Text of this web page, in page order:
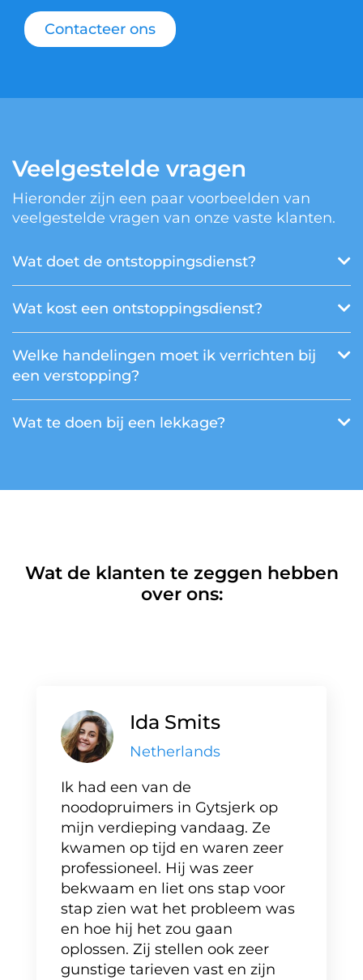
Contacteer ons
Veelgestelde vragen
Hieronder zijn een paar voorbeelden van
veelgestelde vragen van onze vaste klanten.
Wat doet de ontstoppingsdienst?
Wat kost een ontstoppingsdienst?
Welke handelingen moet ik verrichten bij
een verstopping?
Wat te doen bij een lekkage?
Wat de klanten te zeggen hebben
over ons:
Ida Smits
Netherlands
Ik had een van de
noodopruimers in Gytsjerk op
mijn verdieping vandaag. Ze
kwamen op tijd en waren zeer
professioneel. Hij was zeer
bekwaam en liet ons stap voor
stap zien wat het probleem was
en hoe hij het zou gaan
oplossen. Zij stellen ook zeer
gunstige tarieven vast en zijn